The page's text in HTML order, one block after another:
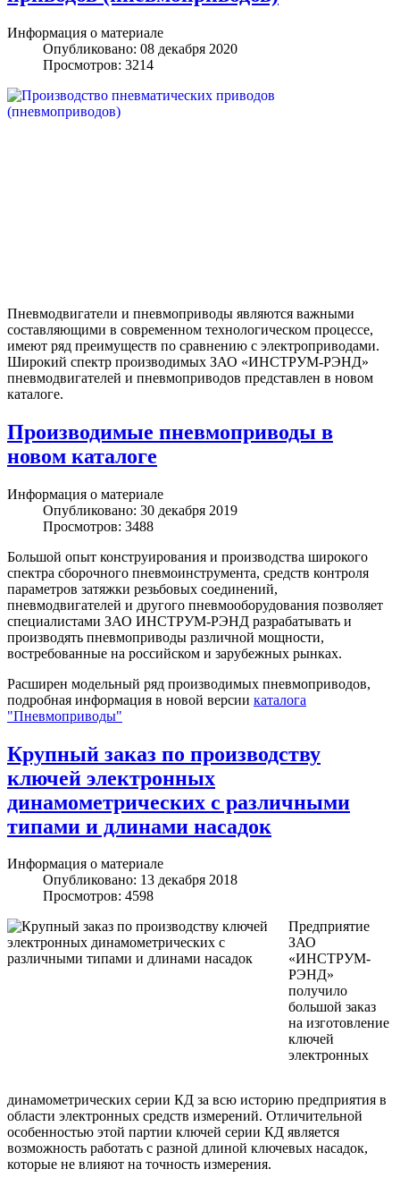
Информация о материале
Опубликовано: 08 декабря 2020
Просмотров: 3214
Пневмодвигатели и пневмоприводы являются важными
составляющими в современном технологическом процессе,
имеют ряд преимуществ по сравнению с электроприводами.
Широкий спектр производимых ЗАО «ИНСТРУМ-РЭНД»
пневмодвигателей и пневмоприводов представлен в новом
каталоге.
Производимые пневмоприводы в
новом каталоге
Информация о материале
Опубликовано: 30 декабря 2019
Просмотров: 3488
Большой опыт конструирования и производства широкого
спектра сборочного пневмоинструмента, средств контроля
параметров затяжки резьбовых соединений,
пневмодвигателей и другого пневмооборудования позволяет
специалистами ЗАО ИНСТРУМ-РЭНД разрабатывать и
производять пневмоприводы различной мощности,
востребованные на российском и зарубежных рынках.
Расширен модельный ряд производимых пневмоприводов,
подробная информация в новой версии каталога
"Пневмоприводы"
Крупный заказ по производству
ключей электронных
динамометрических с различными
типами и длинами насадок
Информация о материале
Опубликовано: 13 декабря 2018
Просмотров: 4598
Предприятие
ЗАО
«ИНСТРУМ-
РЭНД»
получило
большой заказ
на изготовление
ключей
электронных
динамометрических серии КД за всю историю предприятия в
области электронных средств измерений. Отличительной
особенностью этой партии ключей серии КД является
возможность работать с разной длиной ключевых насадок,
которые не влияют на точность измерения.